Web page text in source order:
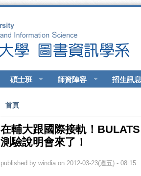
碩士班 師資陣容 招生訊息
您在這裡
首頁
在輔大跟國際接軌！
測驗說明會來了！
published by windiaon 2012-03-23(週五) - 08:15